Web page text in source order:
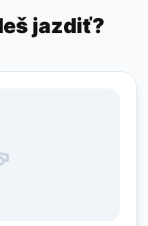
jazdiť?